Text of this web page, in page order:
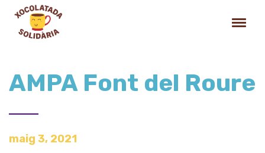
AMPA Font del Roure
maig 3, 2021